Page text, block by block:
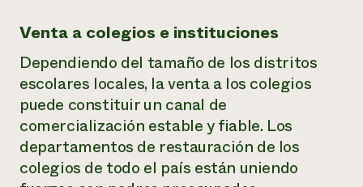
Venta a colegios e instituciones
Dependiendo del tamaño de los distritos
escolares locales, la venta a los colegios
puede constituir un canal de
comercialización estable y fiable. Los
departamentos de restauración de los
colegios de todo el país están uniendo